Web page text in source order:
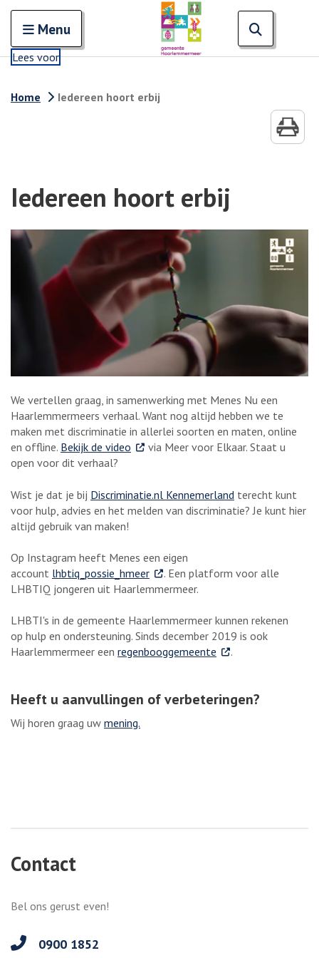
Open en sluit het
Menu
Lees voor
Home Iedereen hoort erbij
Iedereen hoort erbij
We vertellen graag, in samenwerking met Menes Nu een
Haarlemmermeers verhaal. Want nog altijd hebben we te
maken met discriminatie in allerlei soorten en maten, online
en offline. Bekijk de video . Externe link
via Meer voor Elkaar. Staat u
open voor dit verhaal?
Wist je dat je bij Discriminatie.nl Kennemerland terecht kunt
voor hulp, advies en het melden van discriminatie? Je kunt hier
altijd gebruik van maken!
Op Instagram heeft Menes een eigen
account lhbtiq_possie_hmeer. Externe link
. Een platform voor alle
LHBTIQ jongeren uit Haarlemmermeer.
LHBTI's in de gemeente Haarlemmermeer kunnen rekenen
op hulp en ondersteuning. Sinds december 2019 is ook
Haarlemmermeer een regenbooggemeente . Externe link
.
Heeft u aanvullingen of verbeteringen?
Wij horen graag uw mening.
Contact
Bel ons gerust even!
0900 1852